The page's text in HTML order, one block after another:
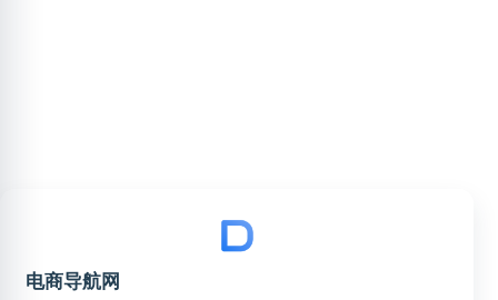
电商导航网